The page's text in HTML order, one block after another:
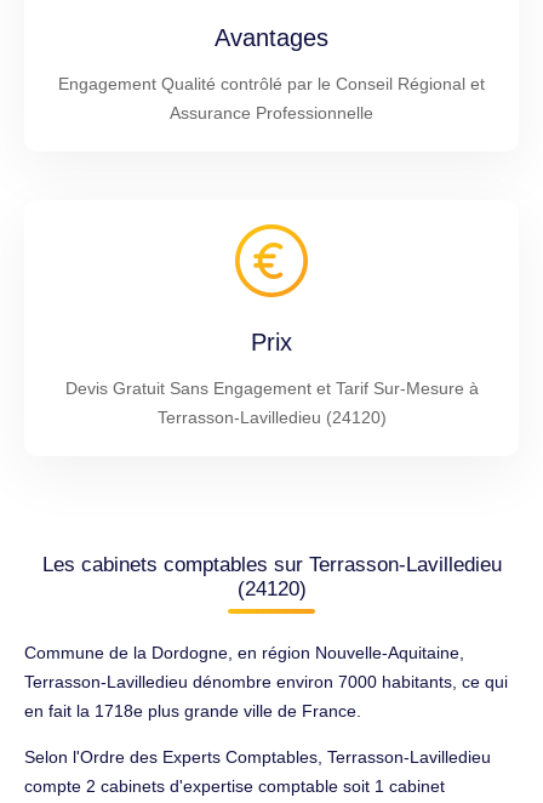
Avantages
Engagement Qualité contrôlé par le Conseil Régional et
Assurance Professionnelle
Prix
Devis Gratuit Sans Engagement et Tarif Sur-Mesure à
Terrasson-Lavilledieu (24120)
Les cabinets comptables sur Terrasson-Lavilledieu
(24120)
Commune de la Dordogne, en région Nouvelle-Aquitaine,
Terrasson-Lavilledieu dénombre environ 7000 habitants, ce qui
en fait la 1718e plus grande ville de France.
Selon l'Ordre des Experts Comptables, Terrasson-Lavilledieu
compte 2 cabinets d'expertise comptable soit 1 cabinet